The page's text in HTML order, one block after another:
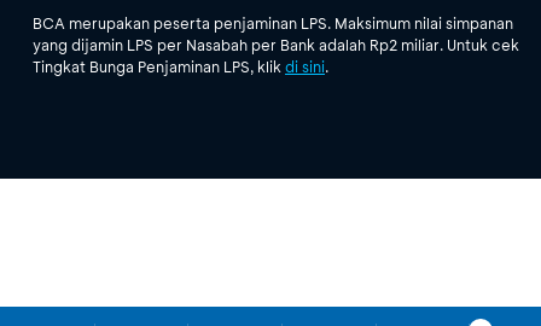
BCA merupakan peserta penjaminan LPS. Maksimum nilai simpanan
yang dijamin LPS per Nasabah per Bank adalah Rp2 miliar. Untuk cek
Tingkat Bunga Penjaminan LPS, klik di sini.